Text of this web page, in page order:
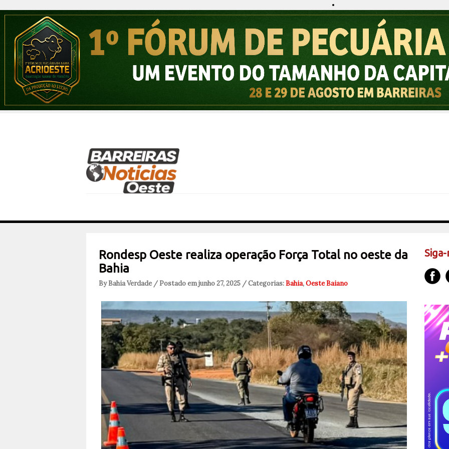
Rondesp Oeste realiza operação Força Total no oeste da
Bahia
By Bahia Verdade / Postado em junho 27, 2025 / Categorias:Bahia,Oeste Baiano